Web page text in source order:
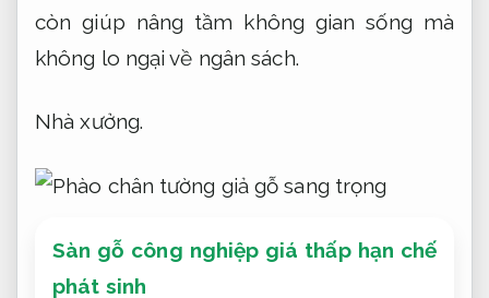
còn giúp nâng tầm không gian sống mà
không lo ngại về ngân sách.
Nhà xưởng.
Sàn gỗ công nghiệp giá thấp hạn chế
phát sinh